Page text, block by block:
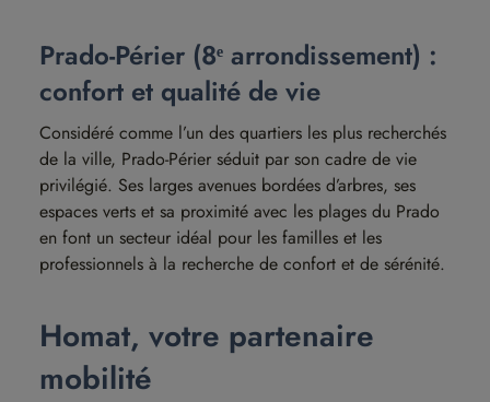
Prado-Périer (8ᵉ arrondissement) :
confort et qualité de vie
Considéré comme l’un des quartiers les plus recherchés
de la ville, Prado-Périer séduit par son cadre de vie
privilégié. Ses larges avenues bordées d’arbres, ses
espaces verts et sa proximité avec les plages du Prado
en font un secteur idéal pour les familles et les
professionnels à la recherche de confort et de sérénité.
Homat, votre partenaire
mobilité